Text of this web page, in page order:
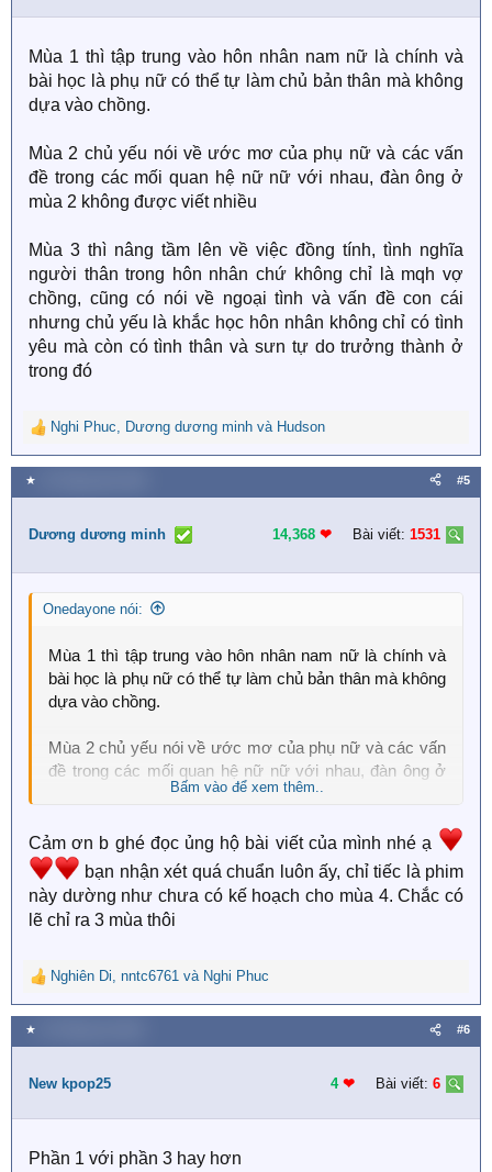
n
:Mùa 1 thì tập trung vào hôn nhân nam nữ là chính và
bài học là phụ nữ có thể tự làm chủ bản thân mà không
dựa vào chồng.
Mùa 2 chủ yếu nói về ước mơ của phụ nữ và các vấn
đề trong các mối quan hệ nữ nữ với nhau, đàn ông ở
mùa 2 không được viết nhiều
Mùa 3 thì nâng tầm lên về việc đồng tính, tình nghĩa
người thân trong hôn nhân chứ không chỉ là mqh vợ
chồng, cũng có nói về ngoại tình và vấn đề con cái
nhưng chủ yếu là khắc học hôn nhân không chỉ có tình
yêu mà còn có tình thân và sưn tự do trưởng thành ở
trong đó
R
e
a
c
i
n
s
Nghi Phuc Dương dương minh và Hudson
★ #5
Dương dương minh 14,368 ❤︎ Bài viết: 1531
Onedayone nói:
Mùa 1 thì tập trung vào hôn nhân nam nữ là chính và
bài học là phụ nữ có thể tự làm chủ bản thân mà không
dựa vào chồng.
Mùa 2 chủ yếu nói về ước mơ của phụ nữ và các vấn
đề trong các mối quan hệ nữ nữ với nhau, đàn ông ở
mùa 2 không được viết nhiều
Mùa 3 thì nâng tầm lên về việc đồng tính, tình nghĩa
người thân trong hôn nhân chứ không chỉ là mqh vợ
chồng, cũng có nói về ngoại tình và vấn đề con cái
nhưng chủ yếu là khắc học hôn nhân không chỉ có tình
yêu mà còn có tình thân và sưn tự do trưởng thành ở
Bấm vào để xem thêm..
Cảm ơn b ghé đọc ủng hộ bài viết của mình nhé ạ
bạn nhận xét quá chuẩn luôn ấy, chỉ tiếc là phim
này dường như chưa có kế hoạch cho mùa 4. Chắc có
lẽ chỉ ra 3 mùa thôi
R
e
a
c
i
n
:
Nghiên Di, nntc6761 và Nghi Phuc
★ #6
New kpop25 4 ❤︎ Bài viết: 6
Phần 1 với phần 3 hay hơn